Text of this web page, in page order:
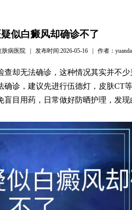
似白癜风却确诊不了
肤病医院 | 发布时间:2026-05-16 | 作者：
却无法确诊，这种情况其实并不
诊，建议先进行伍德灯，皮肤CT
目用药，日常做好防晒护理，发现